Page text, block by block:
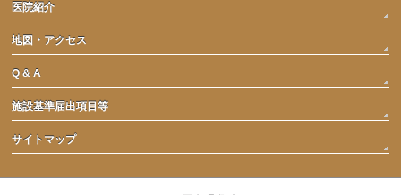
医院紹介
地図・アクセス
Q & A
施設基準届出項目等
サイトマップ